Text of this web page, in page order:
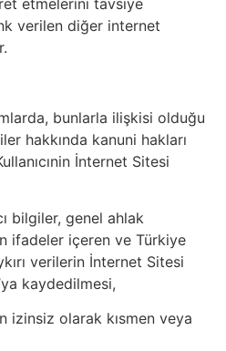
verilen diğer internet
bunlarla ilişkisi olduğu
hakkında kanuni hakları
İnternet Sitesi
bilgiler, genel ahlak
ifadeler içeren ve Türkiye
verilerin İnternet Sitesi
kaydedilmesi,
izinsiz olarak kısmen veya